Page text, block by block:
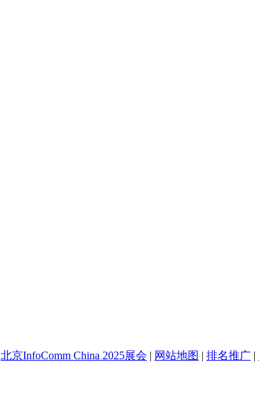
北京InfoComm China 2025展会 | 网站地图 | 排名推广 |